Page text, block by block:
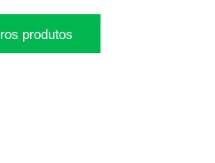
produtos